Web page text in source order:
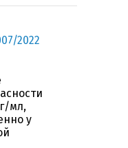
2022
мл,
у